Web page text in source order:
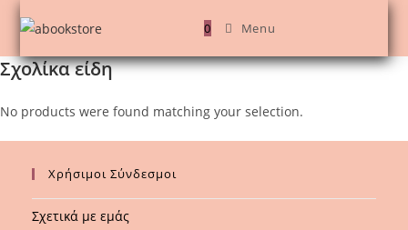
Skip
content
0 Menu
Σχολίκα είδη
No products were found matching your selection.
Χρήσιμοι Σύνδεσμοι
Σχετικά με εμάς